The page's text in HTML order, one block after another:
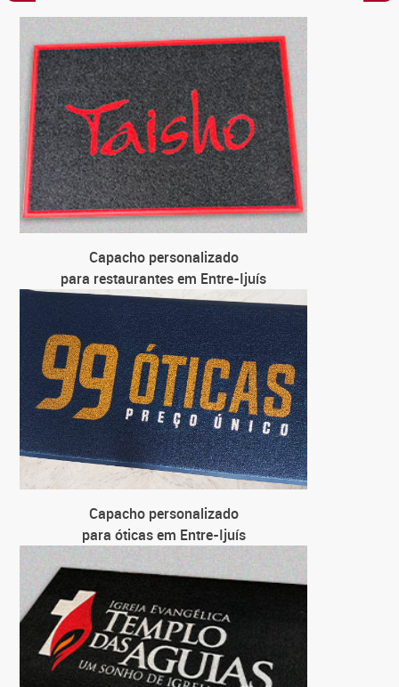
Capacho personalizado
para restaurantes em Entre-Ijuís
Capacho personalizado
para óticas em Entre-Ijuís